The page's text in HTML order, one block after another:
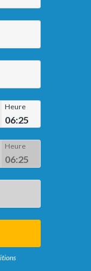
Heure
06:25
Heure
06:25